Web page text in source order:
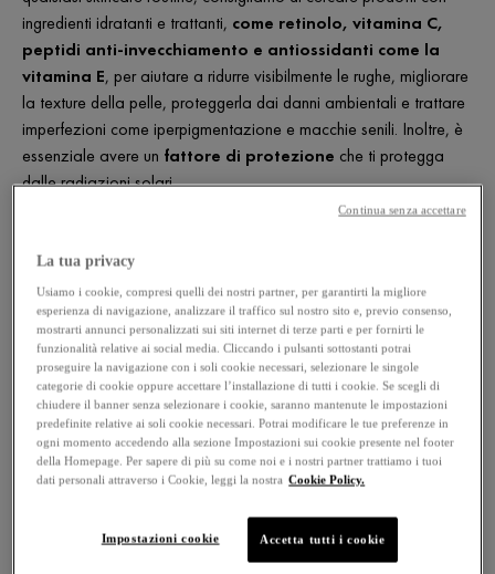
ingredienti idratanti e trattanti, come retinolo, vitamina C,
peptidi anti-invecchiamento e antiossidanti come la
vitamina E, per aiutare a ridurre visibilmente le rughe, migliorare
la texture della pelle, proteggerla dai danni ambientali e trattare
imperfezioni come iperpigmentazione e macchie senili. Inoltre, è
essenziale avere un fattore di protezione che ti protegga
dalle radiazioni solari.
utilizzate da chiunque, solitamente a partire dai 25 anni voglia
mantenere la pelle dall’aspetto giovane. Scegli il prodotto più
adatto al tuo tipo di pelle per avere un'applicazione e risultati
ottimali.
“Per ottenere ottimi risultati, è importante combinare
l'uso di creme anti-invecchiamento con uno stile di vita
La tua privacy
Usiamo i cookie, compresi quelli dei nostri partner, per garantirti la migliore
esperienza di navigazione, analizzare il traffico sul nostro sito e, previo consenso,
mostrarti annunci personalizzati sui siti internet di terze parti e per fornirti le
funzionalità relative ai social media. Cliccando i pulsanti sottostanti potrai
proseguire la navigazione con i soli cookie necessari, selezionare le singole
categorie di cookie oppure accettare l’installazione di tutti i cookie. Se scegli di
chiudere il banner senza selezionare i cookie, saranno mantenute le impostazioni
predefinite relative ai soli cookie necessari. Potrai modificare le tue preferenze in
ogni momento accedendo alla sezione Impostazioni sui cookie presente nel footer
della Homepage. Per sapere di più su come noi e i nostri partner trattiamo i tuoi
dati personali attraverso i Cookie, leggi la nostra Cookie Policy.
Impostazioni cookie Accetta tutti i cookie
Continua senza accettare